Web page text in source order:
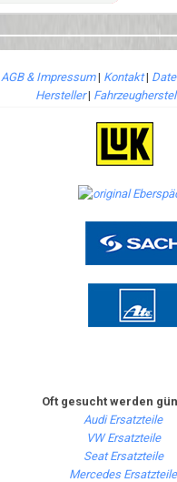
AGB & Impressum| Kontakt|
Hersteller|
Oft gesucht werden
Audi Ersatzteile
VW Ersatzteile
Seat Ersatzteile
Mercedes Ersatzteile